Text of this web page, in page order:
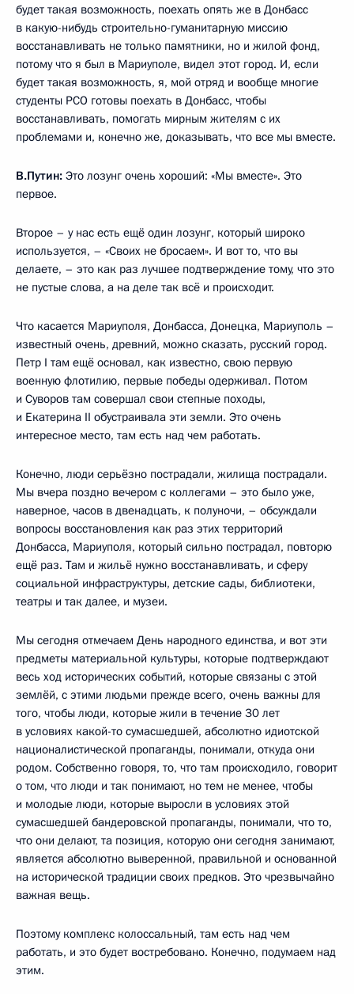
будет такая возможность, поехать опять же в Донбасс
в какую-нибудь строительно-гуманитарную миссию
восстанавливать не только памятники, но и жилой фонд,
потому что я был в Мариуполе, видел этот город. И, если
будет такая возможность, я, мой отряд и вообще многие
студенты РСО готовы поехать в Донбасс, чтобы
восстанавливать, помогать мирным жителям с их
проблемами и, конечно же, доказывать, что все мы вместе.
В.Путин: Это лозунг очень хороший: «Мы вместе». Это
первое.
Второе – у нас есть ещё один лозунг, который широко
используется, – «Своих не бросаем». И вот то, что вы
делаете, – это как раз лучшее подтверждение тому, что это
не пустые слова, а на деле так всё и происходит.
Что касается Мариуполя, Донбасса, Донецка, Мариуполь –
известный очень, древний, можно сказать, русский город.
Петр I там ещё основал, как известно, свою первую
военную флотилию, первые победы одерживал. Потом
и Суворов там совершал свои степные походы,
и Екатерина II обустраивала эти земли. Это очень
интересное место, там есть над чем работать.
Конечно, люди серьёзно пострадали, жилища пострадали.
Мы вчера поздно вечером с коллегами – это было уже,
наверное, часов в двенадцать, к полуночи, – обсуждали
вопросы восстановления как раз этих территорий
Донбасса, Мариуполя, который сильно пострадал, повторю
ещё раз. Там и жильё нужно восстанавливать, и сферу
социальной инфраструктуры, детские сады, библиотеки,
театры и так далее, и музеи.
Мы сегодня отмечаем День народного единства, и вот эти
предметы материальной культуры, которые подтверждают
весь ход исторических событий, которые связаны с этой
землёй, с этими людьми прежде всего, очень важны для
того, чтобы люди, которые жили в течение 30 лет
в условиях какой-то сумасшедшей, абсолютно идиотской
националистической пропаганды, понимали, откуда они
родом. Собственно говоря, то, что там происходило, говорит
о том, что люди и так понимают, но тем не менее, чтобы
и молодые люди, которые выросли в условиях этой
сумасшедшей бандеровской пропаганды, понимали, что то,
что они делают, та позиция, которую они сегодня занимают,
является абсолютно выверенной, правильной и основанной
на исторической традиции своих предков. Это чрезвычайно
важная вещь.
Поэтому комплекс колоссальный, там есть над чем
работать, и это будет востребовано. Конечно, подумаем над
этим.